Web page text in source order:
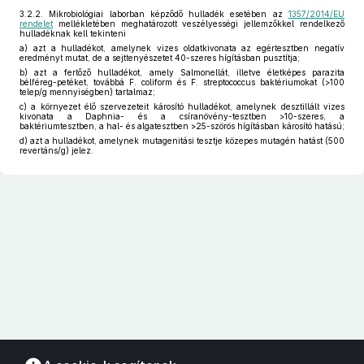
3.2.2.
Mikrobiológiai laborban képződő hulladék esetében az 1357/2014/EU
rendelet mellékletében meghatározott veszélyességi jellemzőkkel rendelkező
hulladéknak kell tekinteni
a) azt a hulladékot, amelynek vizes oldatkivonata az egértesztben negatív
eredményt mutat, de a sejttenyészetet 40-szeres hígításban pusztítja;
b) azt a fertőző hulladékot, amely Salmonellát, illetve életképes parazita
bélféreg-petéket, továbbá F. coliform és F. streptococcus baktériumokat (>100
telep/g mennyiségben) tartalmaz;
c) a környezet élő szervezeteit károsító hulladékot, amelynek desztillált vizes
kivonata a Daphnia- és a csíranövény-tesztben >10-szeres, a
baktériumtesztben, a hal- és algatesztben >25-szörös hígításban károsító hatású;
d) azt a hulladékot, amelynek mutagenitási tesztje közepes mutagén hatást (500
revertáns/g) jelez.